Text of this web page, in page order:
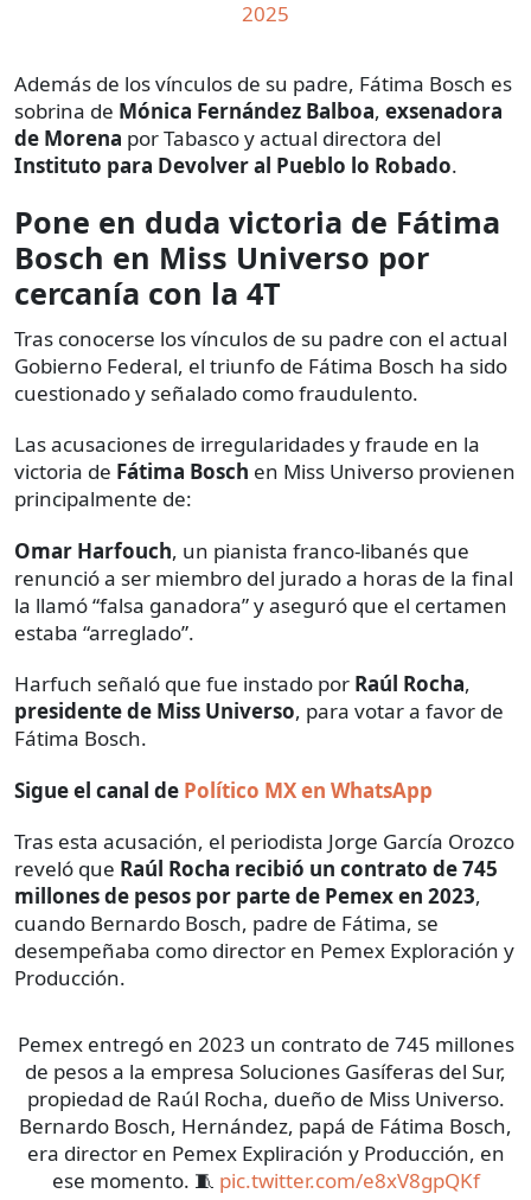
2025
Además de los vínculos de su padre, Fátima Bosch es
sobrina de Mónica Fernández Balboa, exsenadora
de Morena por Tabasco y actual directora del
Instituto para Devolver al Pueblo lo Robado.
Pone en duda victoria de Fátima
Bosch en Miss Universo por
cercanía con la 4T
Tras conocerse los vínculos de su padre con el actual
Gobierno Federal, el triunfo de Fátima Bosch ha sido
cuestionado y señalado como fraudulento.
Las acusaciones de irregularidades y fraude en la
victoria de Fátima Bosch en Miss Universo provienen
principalmente de:
Omar Harfouch, un pianista franco-libanés que
renunció a ser miembro del jurado a horas de la final
la llamó “falsa ganadora” y aseguró que el certamen
estaba “arreglado”.
Harfuch señaló que fue instado por Raúl Rocha,
presidente de Miss Universo, para votar a favor de
Fátima Bosch.
Sigue el canal de Político MX en WhatsApp
Tras esta acusación, el periodista Jorge García Orozco
reveló que Raúl Rocha recibió un contrato de 745
millones de pesos por parte de Pemex en 2023,
cuando Bernardo Bosch, padre de Fátima, se
desempeñaba como director en Pemex Exploración y
Producción.
Pemex entregó en 2023 un contrato de 745 millones
de pesos a la empresa Soluciones Gasíferas del Sur,
propiedad de Raúl Rocha, dueño de Miss Universo.
Bernardo Bosch, Hernández, papá de Fátima Bosch,
era director en Pemex Expliración y Producción, en
ese momento. 🧵 pic.twitter.com/e8xV8gpQKf